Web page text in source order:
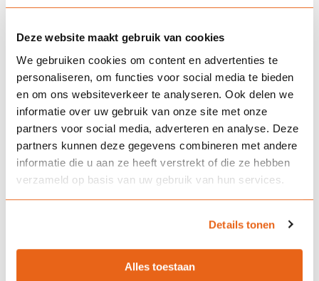
Deze website maakt gebruik van cookies
We gebruiken cookies om content en advertenties te
personaliseren, om functies voor social media te bieden
en om ons websiteverkeer te analyseren. Ook delen we
informatie over uw gebruik van onze site met onze
partners voor social media, adverteren en analyse. Deze
partners kunnen deze gegevens combineren met andere
informatie die u aan ze heeft verstrekt of die ze hebben
verzameld op basis van uw gebruik van hun services.
Details tonen
Alles toestaan
aansprakelijkheidsverzekering
verplicht?
Dekt de verzekering ook schade
veroorzaakt door mijn kinderen?
Ben ik ook verzekerd voor schade
die mijn huisdier veroorzaakt?